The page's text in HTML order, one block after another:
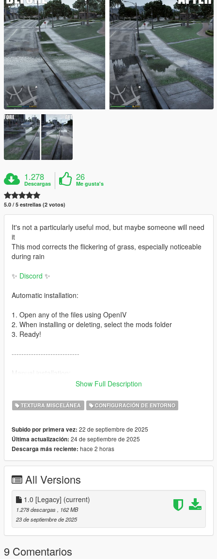
1.278
Descargas
26
Me gusta's
5.0 / 5 estrellas (2 votos)
It's not a particularly useful mod, but maybe someone will need
it
This mod corrects the flickering of grass, especially noticeable
during rain
✨ Discord ✨
Automatic installation:
1. Open any of the files using OpenIV
2. When installing or deleting, select the mods folder
3. Ready!
----------------------------
V\mods\update\x64\dlcpacks
2. Drag and Drop the file into dlcpacks > fixgridgrass
4. Follow the path > Grand Theft Auto
V\mods\update\update.rpf\common\data
5. Enable editing
6. Open the dlclist.xml using "Edit"
8. Save and close OpenIV
Ready! Have a good game! <3
Show Full Description
TEXTURA MISCELÁNEA CONFIGURACIÓN DE ENTORNO
Subido por primera vez: 22 de septiembre de 2025
Última actualización: 24 de septiembre de 2025
Descarga más reciente: hace 2 horas
All Versions
1.0 [Legacy] (current)
1.278 descargas
, 162 MB
23 de septiembre de 2025
9 Comentarios